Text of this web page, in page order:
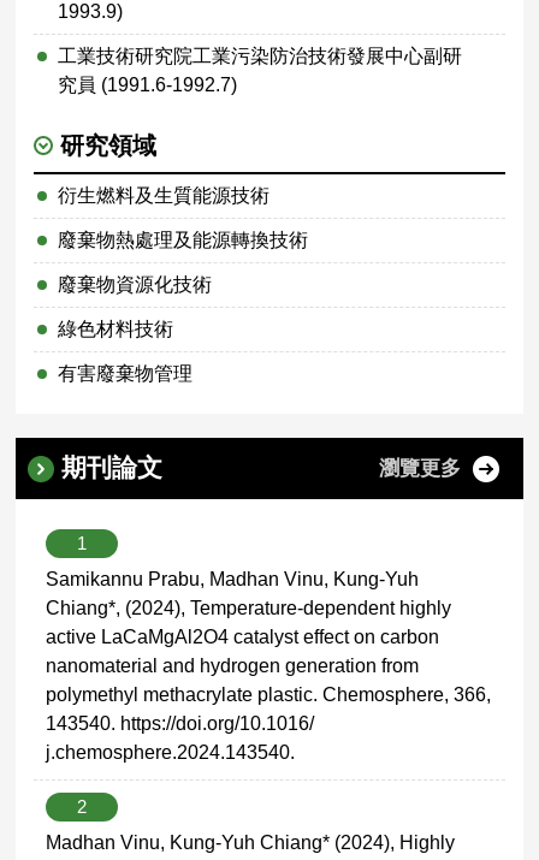
1993.9)
工業技術研究院工業污染防治技術發展中心副研
究員 (1991.6-1992.7)
研究領域
衍生燃料及生質能源技術
廢棄物熱處理及能源轉換技術
廢棄物資源化技術
綠色材料技術
有害廢棄物管理
期刊論文 瀏覽更多
1
Samikannu Prabu, Madhan Vinu, Kung-Yuh
Chiang*, (2024), Temperature-dependent highly
active LaCaMgAl2O4 catalyst effect on carbon
nanomaterial and hydrogen generation from
polymethyl methacrylate plastic. Chemosphere, 366,
143540. https://doi.org/10.1016/
j.chemosphere.2024.143540.
2
Madhan Vinu, Kung-Yuh Chiang* (2024), Highly